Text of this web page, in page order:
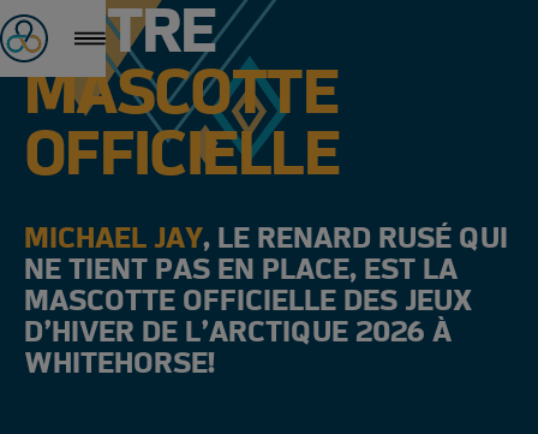
NOTRE
MASCOTTE
OFFICIELLE
MICHAEL JAY, LE RENARD RUSÉ QUI
NE TIENT PAS EN PLACE, EST LA
MASCOTTE OFFICIELLE DES JEUX
D’HIVER DE L’ARCTIQUE 2026 À
WHITEHORSE!